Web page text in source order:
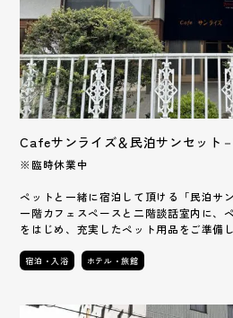
Cafeサンライズ＆民泊サンセット
※臨時休業中
ペットと一緒に宿泊して頂ける「民泊サン
一階カフェスペースと二階談話室内に、
をはじめ、充実したペット用品をご準備
宿泊・入浴 ホテル・旅館